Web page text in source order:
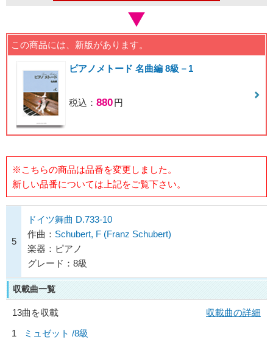
この商品には、新版があります。
ピアノメトード 名曲編 8級－1
税込： 880円
※こちらの商品は品番を変更しました。
新しい品番については上記をご覧下さい。
5
ドイツ舞曲 D.733-10
作曲： Schubert, F (Franz Schubert)
楽器：ピアノ
グレード：8級
収載曲一覧
13曲を収載
収載曲の詳細
1
ミュゼット /8級